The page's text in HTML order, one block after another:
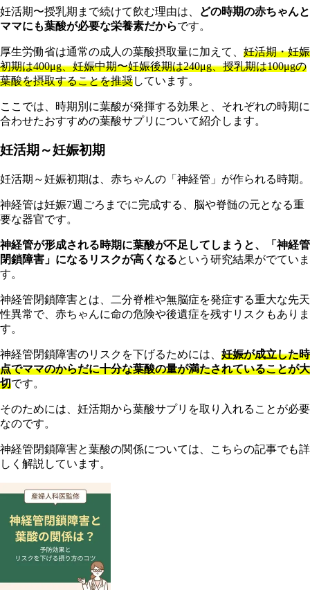
妊活期〜授乳期まで続けて飲む理由は、
どの時期の赤ちゃんと
ママにも葉酸が必要な栄養素だからです。
厚生労働省は通常の成人の葉酸摂取量に加えて、 妊活期・妊娠
初期は400μg、妊娠中期〜妊娠後期は240μg、授乳期は100μgの
葉酸を摂取することを推奨しています。
こ こでは、時期別に葉酸が発揮する効果と、それぞれの時期に
合わせたおすすめの葉酸サプリについて紹介します。
妊活期～妊娠初期
妊活期～妊娠初期は、赤ちゃんの「神経管」が作られる時期。
神経管は妊娠7週ごろまでに完成する、脳や脊髄の元となる重
要な器官です。
神経管が形成される時期に葉酸が不足してしまうと、「神経管
閉鎖障害」になるリスクが高くなるという研究結果がでていま
す。
神経管閉鎖障害とは、二分脊椎や無脳症を発症する重大な先天
性異常で、赤ちゃんに命の危険や後遺症を残すリスクもありま
す。
神経管閉鎖障害のリスクを下げるためには、 妊娠が成立した時
点でママのからだに十分な葉酸の量が満たされていることが大
切です。
そのためには、妊活期から葉酸サプリを取り入れることが必要
なのです。
神経管閉鎖障害と葉酸の関係については、こちらの記事でも詳
しく解説しています。